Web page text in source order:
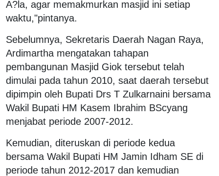
A?la, agar memakmurkan masjid ini setiap
waktu,"pintanya.
Sebelumnya, Sekretaris Daerah Nagan Raya,
Ardimartha mengatakan tahapan
pembangunan Masjid Giok tersebut telah
dimulai pada tahun 2010, saat daerah tersebut
dipimpin oleh Bupati Drs T Zulkarnaini bersama
Wakil Bupati HM Kasem Ibrahim BScyang
menjabat periode 2007-2012.
Kemudian, diteruskan di periode kedua
bersama Wakil Bupati HM Jamin Idham SE di
periode tahun 2012-2017 dan kemudian